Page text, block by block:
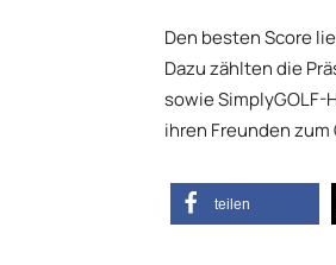
Den besten Score
Dazu zählten die
sowie SimplyGOLF-
ihren Freunden
teilen